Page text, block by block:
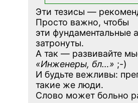
Эти тезисы —
Просто важно, чтобы
эти фундаментальные
затронуты.
А так — развивайте
«Инженеры, бл…» ;-)
И будьте вежливы:
такие же люди.
Слово может больно